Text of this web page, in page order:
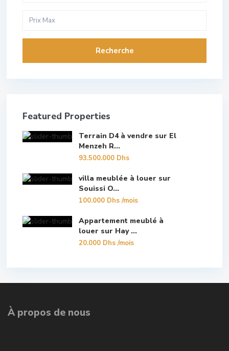
Recherche
Featured Properties
Terrain D4 à vendre sur El
Menzeh R...
93.500.000 Dhs
villa meublée à louer sur
Souissi O...
100.000 Dhs/mois
Appartement meublé à
louer sur Hay ...
20.000 Dhs/mois
À propos de nous